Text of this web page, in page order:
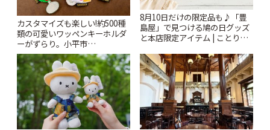
カスタマイズも楽しい!約500種
類の可愛いワッペンキーホルダ
ーがずらり。小平市
「Kimamaya T&K」 | ことりっ
ぷ
8月10日だけの限定品も♪「豊
島屋」で見つける鳩の日グッズ
と本店限定アイテム | ことりっ